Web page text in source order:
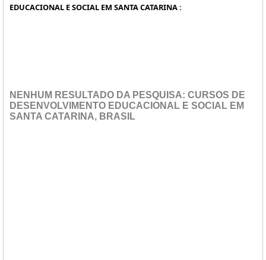
EDUCACIONAL E SOCIAL EM SANTA CATARINA :
NENHUM RESULTADO DA PESQUISA: CURSOS DE
DESENVOLVIMENTO EDUCACIONAL E SOCIAL EM
SANTA CATARINA, BRASIL